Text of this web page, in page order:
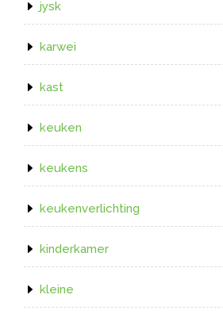
jysk
karwei
kast
keuken
keukens
keukenverlichting
kinderkamer
kleine